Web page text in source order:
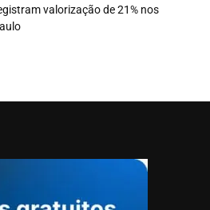
valorização de 21% nos